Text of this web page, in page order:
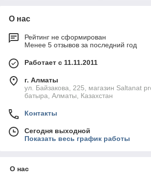
О нас
Рейтинг не сформирован
Менее 5 отзывов за последний год
Работает с 11.11.2011
г. Алматы
ул. Байзакова, 225, магазин Saltanat
батыра, Алматы, Казахстан
Контакты
Сегодня выходной
Показать весь график работы
О нас